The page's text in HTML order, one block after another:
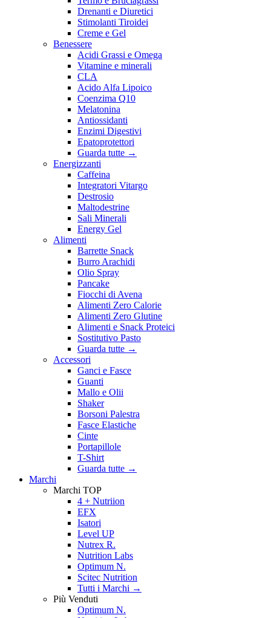
Drenanti e Diuretici
Stimolanti Tiroidei
Creme e Gel
Benessere
Acidi Grassi e Omega
Vitamine e minerali
CLA
Acido Alfa Lipoico
Coenzima Q10
Melatonina
Antiossidanti
Enzimi Digestivi
Epatoprotettori
Guarda tutte →
Energizzanti
Caffeina
Integratori Vitargo
Destrosio
Maltodestrine
Sali Minerali
Energy Gel
Alimenti
Barrette Snack
Burro Arachidi
Olio Spray
Pancake
Fiocchi di Avena
Alimenti Zero Calorie
Alimenti Zero Glutine
Alimenti e Snack Proteici
Sostitutivo Pasto
Guarda tutte →
Accessori
Ganci e Fasce
Guanti
Mallo e Olii
Shaker
Borsoni Palestra
Fasce Elastiche
Cinte
Portapillole
T-Shirt
Guarda tutte →
Marchi
Marchi TOP
4 + Nutriion
EFX
Isatori
Level UP
Nutrex R.
Nutrition Labs
Optimum N.
Scitec Nutrition
Tutti i Marchi →
Più Venduti
Optimum N.